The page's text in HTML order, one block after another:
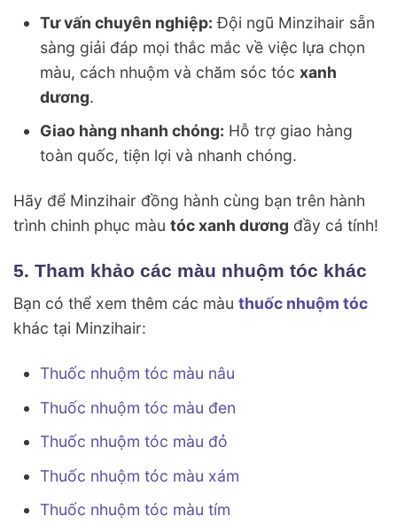
Tư vấn chuyên nghiệp: Đội ngũ Minzihair sẵn
sàng giải đáp mọi thắc mắc về việc lựa chọn
màu, cách nhuộm và chăm sóc tóc xanh
dương.
Giao hàng nhanh chóng: Hỗ trợ giao hàng
toàn quốc, tiện lợi và nhanh chóng.
Hãy để Minzihair đồng hành cùng bạn trên hành
trình chinh phục màu tóc xanh dương đầy cá tính!
5. Tham khảo các màu nhuộm tóc khác
Bạn có thể xem thêm các màu thuốc nhuộm tóc
khác tại Minzihair:
Thuốc nhuộm tóc màu nâu
Thuốc nhuộm tóc màu đen
Thuốc nhuộm tóc màu đỏ
Thuốc nhuộm tóc màu xám
Thuốc nhuộm tóc màu tím